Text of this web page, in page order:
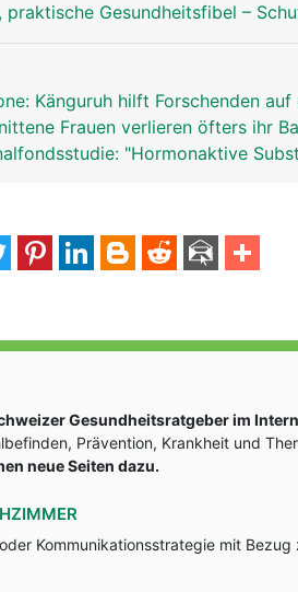
praktische Gesundheitsfibel –
Känguruh hilft Forschenden auf
Frauen verlieren öfters ihr
"Hormonaktive
Gesundheitsratgeber im
Prävention, Krankheit und
neue Seiten dazu.
Kommunikationsstrategie mit